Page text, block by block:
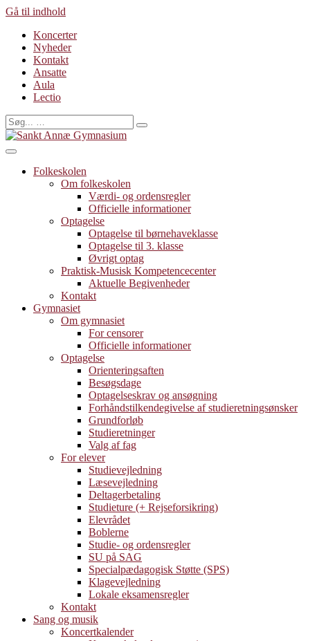
Gå til indhold
Koncerter
Nyheder
Kontakt
Ansatte
Aula
Lectio
Folkeskolen
Om folkeskolen
Værdi- og ordensregler
Officielle informationer
Optagelse
Optagelse til børnehaveklasse
Optagelse til 3. klasse
Øvrigt optag
Praktisk-Musisk Kompetencecenter
Aktuelle Begivenheder
Kontakt
Gymnasiet
Om gymnasiet
For censorer
Officielle informationer
Optagelse
Orienteringsaften
Besøgsdage
Optagelseskrav og ansøgning
Forhåndstilkendegivelse af studieretningsønsker
Grundforløb
Studieretninger
Valg af fag
For elever
Studievejledning
Læsevejledning
Deltagerbetaling
Studieture (+ Rejseforsikring)
Elevrådet
Boblerne
Studie- og ordensregler
SU på SAG
Specialpædagogisk Støtte (SPS)
Klagevejledning
Lokale eksamensregler
Kontakt
Sang og musik
Koncertkalender